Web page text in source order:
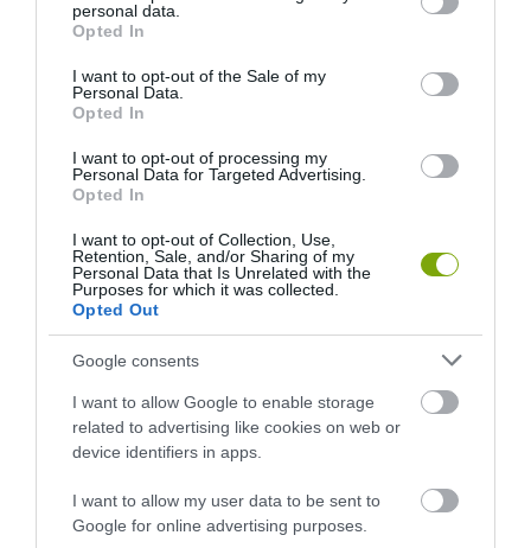
grant or deny consent to Google and its third-party tags to
use your data for below specified purposes in below Google
consent section.
personal data.
Opted In
I want to opt-out of the Sale of my
Personal Data.
Opted In
I want to opt-out of processing my
Personal Data for Targeted Advertising.
Opted In
I want to opt-out of Collection, Use,
Retention, Sale, and/or Sharing of my
Personal Data that Is Unrelated with the
Purposes for which it was collected.
Opted Out
Google consents
I want to allow Google to enable storage
related to advertising like cookies on web or
device identifiers in apps.
I want to allow my user data to be sent to
Google for online advertising purposes.
ELŐZŐ CIKK
AMIKOR A HAGYMA LÁZADNI KEZD – A ZÖLD HAJTÁSOK
KÖVETKEZŐ CIKK
ANTARKTISZ „GRAVITÁCIÓS GÖDRE”: A FÖLD EGYIK
LEGFURÁBB ANOMÁLIÁJA, AMI NEM NYEL EL – CSAK ELÁRUL